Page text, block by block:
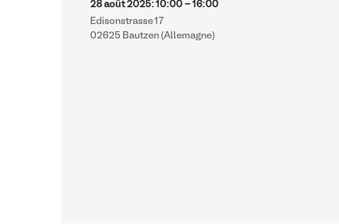
28 août 2025: 10:00 - 16:00
Edisonstrasse 17
02625 Bautzen (Allemagne)